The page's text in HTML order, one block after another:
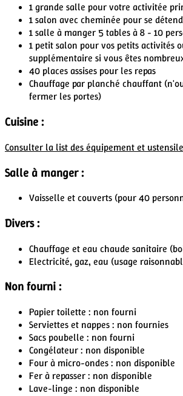
1 grande salle pour votre activitée
1 salon avec cheminée pour se
1 salle à manger5 tables à 8 - 10
1 petit salon pour vos petits activités
supplémentaire si vous êtes
40 places assises pour les repas
Chauffage par planché chauffant
fermer les portes)
Cuisine :
Consulter la list des équipement et
Salle à manger :
Vaisselle et couverts (pour 40
Divers :
Chauffage et eau chaude sanitaire
Electricité, gaz, eau (usage
Non fourni :
Papier toilette : non fourni
Serviettes et nappes : non fournies
Sacs poubelle : non fourni
Congélateur : non disponible
Four à micro-ondes : non disponible
Fer à repasser : non disponible
Lave-linge : non disponible